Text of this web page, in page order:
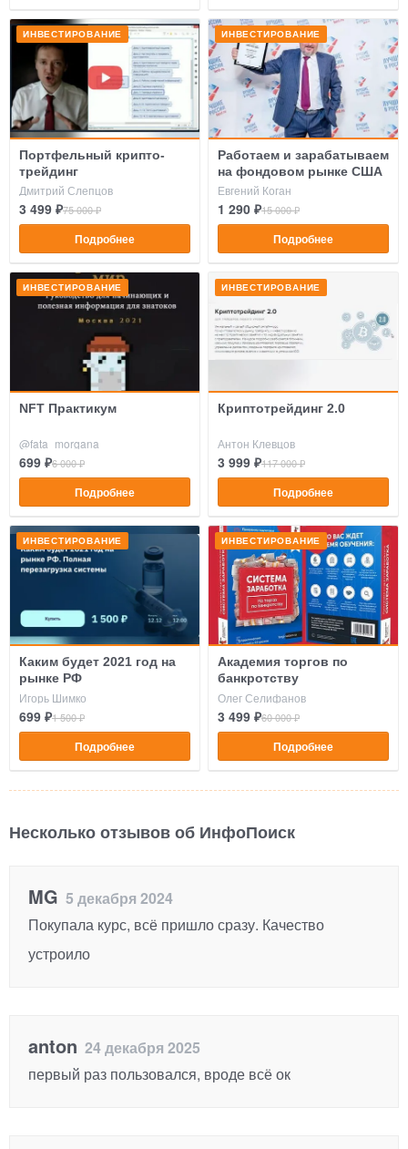
ИНВЕСТИРОВАНИЕ
Портфельный крипто-
трейдинг
Дмитрий Слепцов
3 499 ₽75 000 ₽
Подробнее
ИНВЕСТИРОВАНИЕ
Работаем и зарабатываем
на фондовом рынке США
Евгений Коган
1 290 ₽15 000 ₽
Подробнее
ИНВЕСТИРОВАНИЕ
NFT Практикум
@fata_morgana
699 ₽6 000 ₽
Подробнее
ИНВЕСТИРОВАНИЕ
Криптотрейдинг 2.0
Антон Клевцов
3 999 ₽117 000 ₽
Подробнее
ИНВЕСТИРОВАНИЕ
Каким будет 2021 год на
рынке РФ
Игорь Шимко
699 ₽1 500 ₽
Подробнее
ИНВЕСТИРОВАНИЕ
Академия торгов по
банкротству
Олег Селифанов
3 499 ₽60 000 ₽
Подробнее
Несколько отзывов об ИнфоПоиск
MG 5 декабря 2024
Покупала курс, всё пришло сразу. Качество
устроило
anton 24 декабря 2025
первый раз пользовался, вроде всё ок